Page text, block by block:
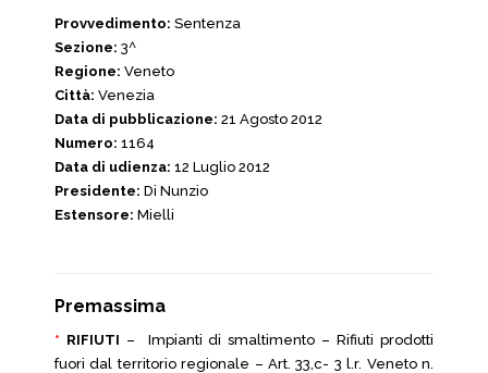
Provvedimento: Sentenza
Sezione: 3^
Regione: Veneto
Città: Venezia
Data di pubblicazione: 21 Agosto 2012
Numero: 1164
Data di udienza: 12 Luglio 2012
Presidente: Di Nunzio
Estensore: Mielli
Premassima
* RIFIUTI – Impianti di smaltimento – Rifiuti prodotti
fuori dal territorio regionale – Art. 33,c- 3 l.r. Veneto n.